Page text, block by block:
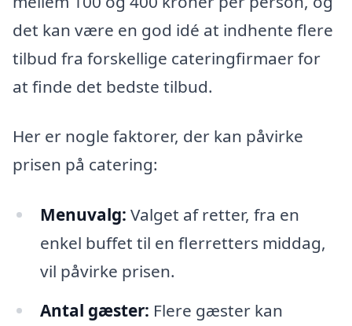
det kan være en god idé at indhente flere
tilbud fra forskellige cateringfirmaer for
at finde det bedste tilbud.
Her er nogle faktorer, der kan påvirke
prisen på catering:
Menuvalg: Valget af retter, fra en
enkel buffet til en flerretters middag,
vil påvirke prisen.
Antal gæster: Flere gæster kan